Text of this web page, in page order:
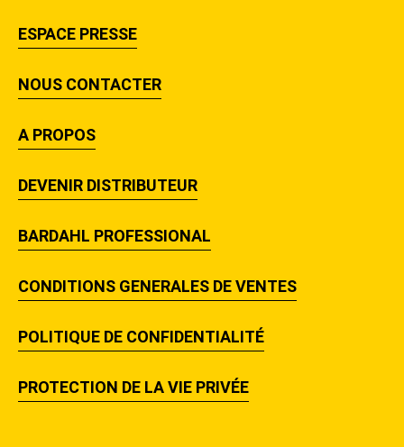
ESPACE PRESSE
NOUS CONTACTER
A PROPOS
DEVENIR DISTRIBUTEUR
BARDAHL PROFESSIONAL
CONDITIONS GENERALES DE VENTES
POLITIQUE DE CONFIDENTIALITÉ
PROTECTION DE LA VIE PRIVÉE